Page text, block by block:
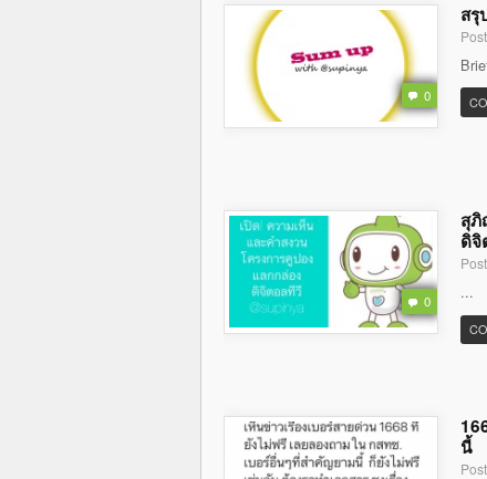
0
สรุ
0
สุภิ
ดิจิ
...
นี้